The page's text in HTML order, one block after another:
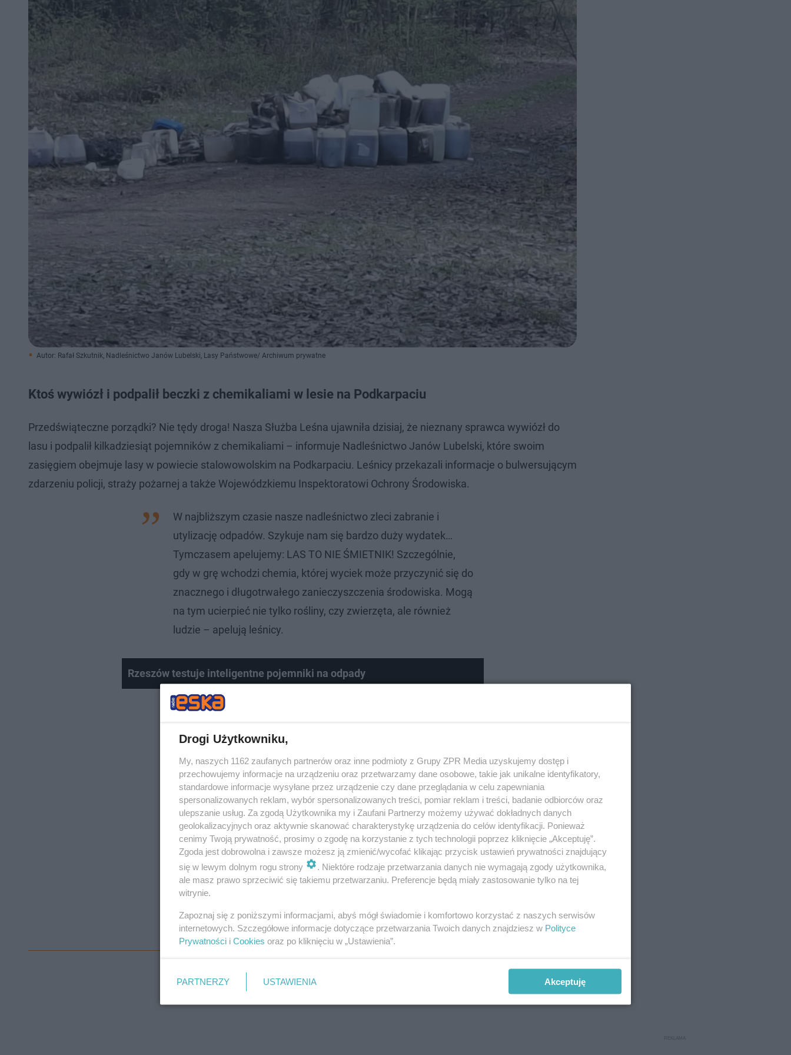
Autor: Rafał Szkutnik, Nadleśnictwo Janów Lubelski, Lasy Państwowe/ Archiwum prywatne
Ktoś wywiózł i podpalił beczki z chemikaliami w lesie na Podkarpaciu
Przedświąteczne porządki? Nie tędy droga! Nasza Służba Leśna ujawniła dzisiaj, że nieznany sprawca wywiózł do
lasu i podpalił kilkadziesiąt pojemników z chemikaliami – informuje Nadleśnictwo Janów Lubelski, które swoim
zasięgiem obejmuje lasy w powiecie stalowowolskim na Podkarpaciu. Leśnicy przekazali informacje o bulwersującym
zdarzeniu policji, straży pożarnej a także Wojewódzkiemu Inspektoratowi Ochrony Środowiska.
W najbliższym czasie nasze nadleśnictwo zleci zabranie i
utylizację odpadów. Szykuje nam się bardzo duży wydatek…
Tymczasem apelujemy: LAS TO NIE ŚMIETNIK! Szczególnie,
gdy w grę wchodzi chemia, której wyciek może przyczynić się do
znacznego i długotrwałego zanieczyszczenia środowiska. Mogą
na tym ucierpieć nie tylko rośliny, czy zwierzęta, ale również
ludzie – apelują leśnicy.
Rzeszów testuje inteligentne pojemniki na odpady
Drogi Użytkowniku,
My, naszych 1162 zaufanych partnerów oraz inne podmioty z Grupy ZPR Media uzyskujemy dostęp i
przechowujemy informacje na urządzeniu oraz przetwarzamy dane osobowe, takie jak unikalne identyfikatory,
standardowe informacje wysyłane przez urządzenie czy dane przeglądania w celu zapewniania
spersonalizowanych reklam, wybór spersonalizowanych treści, pomiar reklam i treści, badanie odbiorców oraz
ulepszanie usług. Za zgodą Użytkownika my i Zaufani Partnerzy możemy używać dokładnych danych
geolokalizacyjnych oraz aktywnie skanować charakterystykę urządzenia do celów identyfikacji. Ponieważ
cenimy Twoją prywatność, prosimy o zgodę na korzystanie z tych technologii poprzez kliknięcie „Akceptuję”.
Zgoda jest dobrowolna i zawsze możesz ją zmienić/wycofać klikając przycisk ustawień prywatności znajdujący
się w lewym dolnym rogu strony
. Niektóre rodzaje przetwarzania danych nie wymagają zgody użytkownika,
ale masz prawo sprzeciwić się takiemu przetwarzaniu. Preferencje będą miały zastosowanie tylko na tej
witrynie.
Zapoznaj się z poniższymi informacjami, abyś mógł świadomie i komfortowo korzystać z naszych serwisów
internetowych. Szczegółowe informacje dotyczące przetwarzania Twoich danych znajdziesz w Polityce
Prywatności i Cookies oraz po kliknięciu w „Ustawienia”.
PARTNERZY USTAWIENIA Akceptuję